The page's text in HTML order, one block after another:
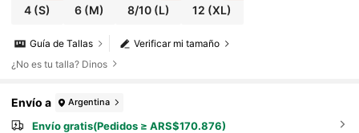
4 (S) 6 (M) 8/10(L) 12 (XL)
Verificar mi tamaño
Guía de Tallas
¿No es tu talla? Dinos
Envío a Argentina
Envío gratis(Pedidos ≥ ARS$170.876)